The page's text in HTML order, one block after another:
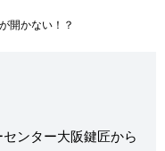
開かない！？
ンター大阪鍵匠から